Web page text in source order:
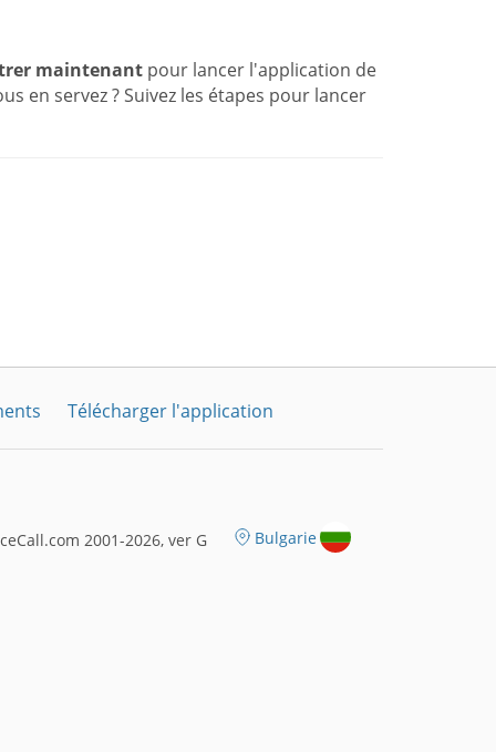
maintenantpour lancer l'application de
en servez ? Suivez les étapes pour lancer
Télécharger l'application
2001-2026, ver G Bulgarie